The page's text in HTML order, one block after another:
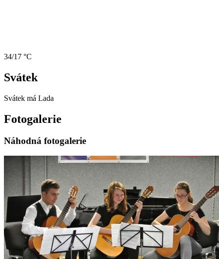
34/17 °C
Svátek
Svátek má Lada
Fotogalerie
Náhodná fotogalerie